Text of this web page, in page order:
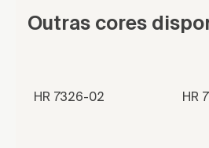
Outras cores
HR 7326-02 HR